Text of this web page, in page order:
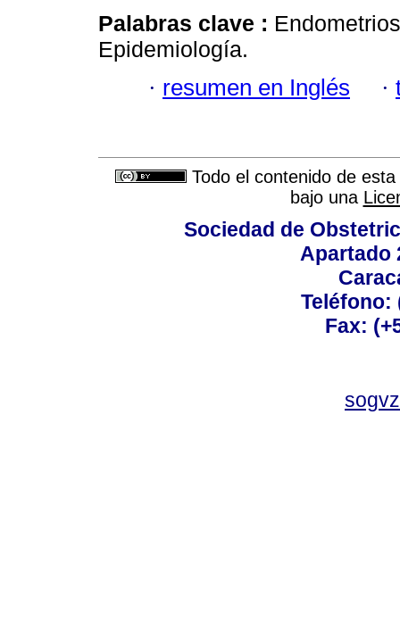
Palabras clave :
Epidemiología.
· resumen en Inglés ·
Todo el contenido de
bajo una
Sociedad de
Apartado
Teléfono:
Fax: